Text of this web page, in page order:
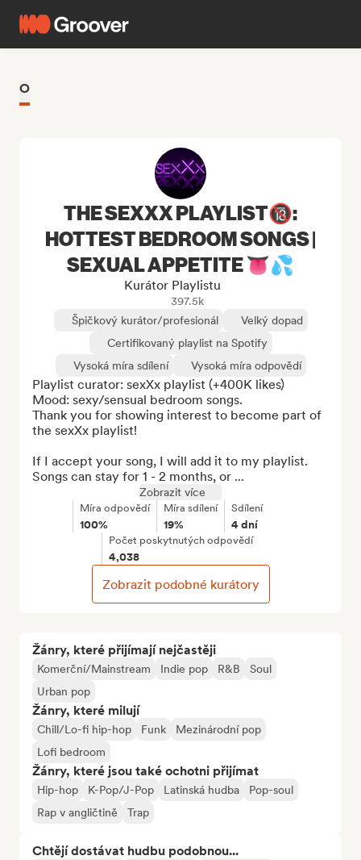
O
Žánry, které přijímají nejčastěji
Komerční/Mainstream Indie pop R&B
Soul
Urban pop
Žánry, které milují
Chill/Lo-fi hip-hop Funk
Mezinárodní pop
Lofi bedroom
Žánry, které jsou také ochotni přijímat
Hip-hop K-Pop/J-Pop Latinská hudba
Pop-soul
Rap v angličtině
Trap
Chtějí dostávat hudbu podobnou...
THE SEXXX PLAYLIST🔞:
HOTTEST BEDROOM SONGS |
SEXUAL APPETITE 👅💦
Kurátor Playlistu
397.5k
Špičkový kurátor/profesionál
Velký dopad
Certifikovaný playlist na Spotify
Vysoká míra sdílení
Vysoká míra odpovědí
Playlist curator: sexXx playlist (+400K likes)
Mood: sexy/sensual bedroom songs.
Thank you for showing interest to become part of
the sexXx playlist!
If I accept your song, I will add it to my playlist.
Songs can stay for 1 - 2 months, or ...
Zobrazit více
Míra odpovědí
100%
Míra sdílení
19%
Sdílení
4 dní
Počet poskytnutých odpovědí
4,038
Zobrazit podobné kurátory